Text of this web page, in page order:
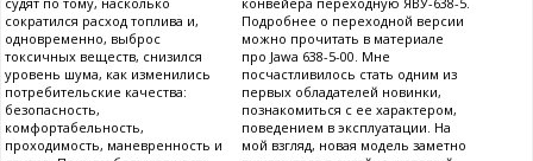
сократился расход топлива и,
одновременно, выброс
токсичных веществ, снизился
уровень шума, как изменились
потребительские качества:
безопасность,
комфортабельность,
проходимость, маневренность и
Подробнее о переходной версии
можно прочитать в материале
про Jawa 638-5-00. Мне
посчастливилось стать одним из
первых обладателей новинки,
познакомиться с ее характером,
поведением в эксплуатации. На
мой взгляд, новая модель заметно